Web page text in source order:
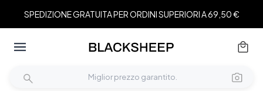
SPEDIZIONE GRATUITA PER ORDINI SUPERIORI A 69,50 €